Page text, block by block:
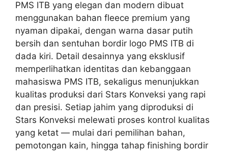
PMS ITB yang elegan dan modern dibuat
menggunakan bahan fleece premium yang
nyaman dipakai, dengan warna dasar putih
bersih dan sentuhan bordir logo PMS ITB di
dada kiri. Detail desainnya yang eksklusif
memperlihatkan identitas dan kebanggaan
mahasiswa PMS ITB, sekaligus menunjukkan
kualitas produksi dari Stars Konveksi yang rapi
dan presisi. Setiap jahim yang diproduksi di
Stars Konveksi melewati proses kontrol kualitas
yang ketat — mulai dari pemilihan bahan,
pemotongan kain, hingga tahap finishing bordir